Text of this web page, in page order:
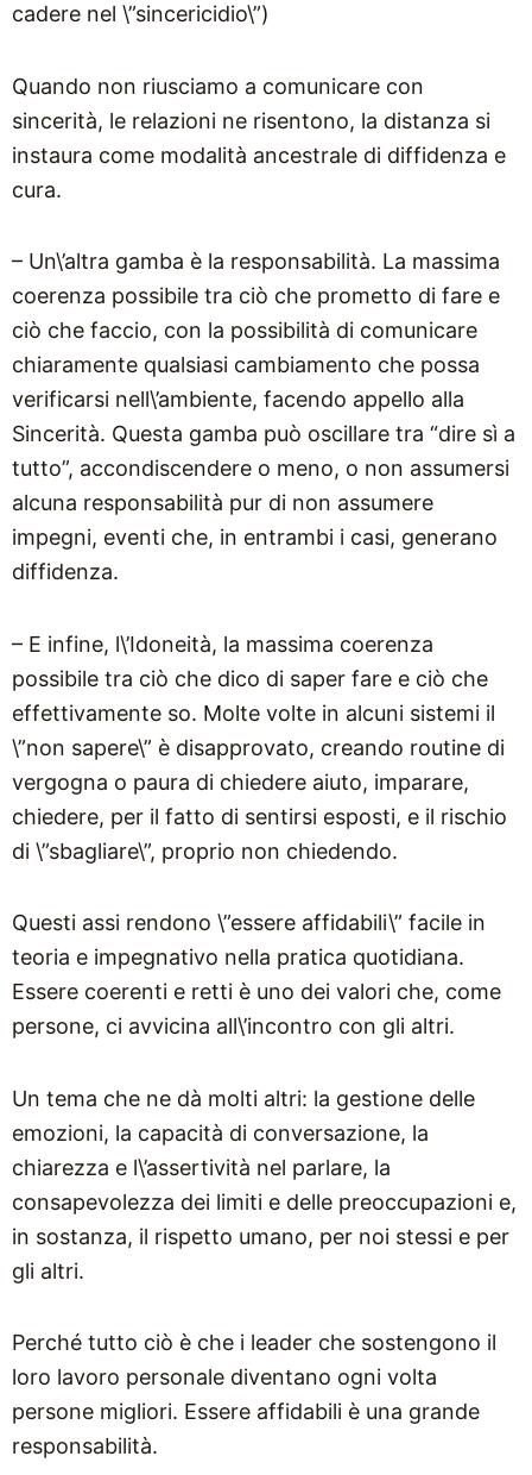
cadere nel \”sincericidio\”)
Quando non riusciamo a comunicare con
sincerità, le relazioni ne risentono, la distanza si
instaura come modalità ancestrale di diffidenza e
cura.
– Un\’altra gamba è la responsabilità. La massima
coerenza possibile tra ciò che prometto di fare e
ciò che faccio, con la possibilità di comunicare
chiaramente qualsiasi cambiamento che possa
verificarsi nell\’ambiente, facendo appello alla
Sincerità. Questa gamba può oscillare tra “dire sì a
tutto”, accondiscendere o meno, o non assumersi
alcuna responsabilità pur di non assumere
impegni, eventi che, in entrambi i casi, generano
diffidenza.
– E infine, l\’Idoneità, la massima coerenza
possibile tra ciò che dico di saper fare e ciò che
effettivamente so. Molte volte in alcuni sistemi il
\”non sapere\” è disapprovato, creando routine di
vergogna o paura di chiedere aiuto, imparare,
chiedere, per il fatto di sentirsi esposti, e il rischio
di \”sbagliare\”, proprio non chiedendo.
Questi assi rendono \”essere affidabili\” facile in
teoria e impegnativo nella pratica quotidiana.
Essere coerenti e retti è uno dei valori che, come
persone, ci avvicina all\’incontro con gli altri.
Un tema che ne dà molti altri: la gestione delle
emozioni, la capacità di conversazione, la
chiarezza e l\’assertività nel parlare, la
consapevolezza dei limiti e delle preoccupazioni e,
in sostanza, il rispetto umano, per noi stessi e per
gli altri.
Perché tutto ciò è che i leader che sostengono il
loro lavoro personale diventano ogni volta
persone migliori. Essere affidabili è una grande
responsabilità.